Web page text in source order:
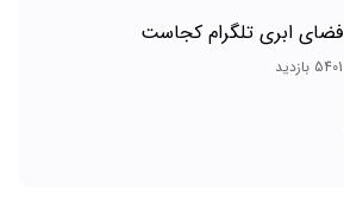
فضای ابری تلگرام کجاست
5401 بازدید